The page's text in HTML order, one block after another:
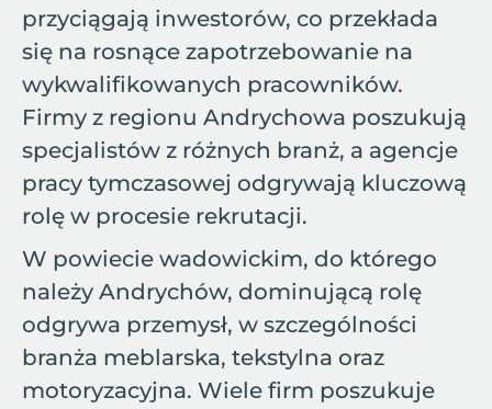
przyciągają inwestorów, co przekłada
się na rosnące zapotrzebowanie na
wykwalifikowanych pracowników.
Firmy z regionu Andrychowa poszukują
specjalistów z różnych branż, a agencje
pracy tymczasowej odgrywają kluczową
rolę w procesie rekrutacji.
W powiecie wadowickim, do którego
należy Andrychów, dominującą rolę
odgrywa przemysł, w szczególności
branża meblarska, tekstylna oraz
motoryzacyjna. Wiele firm poszukuje